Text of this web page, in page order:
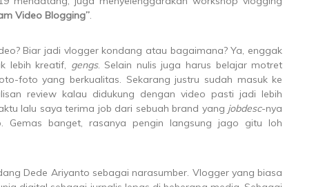
Video Blogging”.
Biar jadi vlogger kondang atau bagaimana? Ya, enggak
lebih kreatif, gengs. Selain nulis juga harus belajar motret
foto yang berkualitas. Sekarang justru sudah masuk ke
review kalau didukung dengan video pasti jadi lebih
lalu saya terima job dari sebuah brand yang jobdesc-nya
Gemas banget, rasanya pengin langsung jago gitu loh
Dede Ariyanto sebagai narasumber. Vlogger yang biasa